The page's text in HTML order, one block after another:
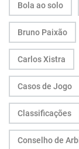
Bola ao solo
Bruno Paixão
Carlos Xistra
Casos de Jogo
Classificações
Conselho de